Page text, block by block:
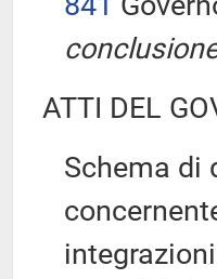
ATTI DEL
Schema di